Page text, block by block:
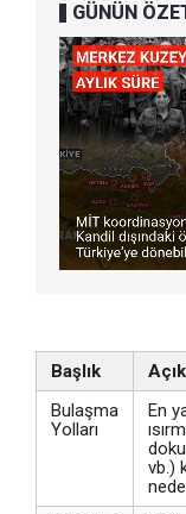
GÜNÜN
Başlık
Bulaşma
Yolları
En
vb.)